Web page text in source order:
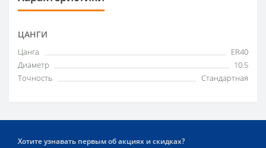
ЦАНГИ
Цанга
ER40
Диаметр
10.5
Точность
Стандартная
Хотите узнавать первым об акциях и скидках?